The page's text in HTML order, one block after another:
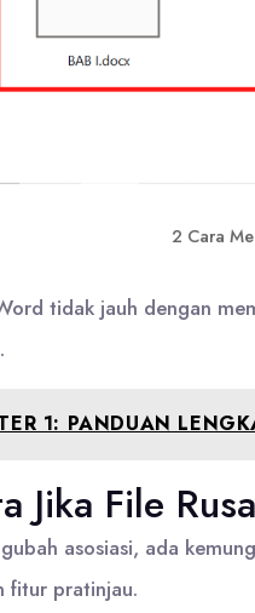
2 Cara
tidak jauh dengan
1: PANDUAN
Jika File
asosiasi, ada
fitur pratinjau.